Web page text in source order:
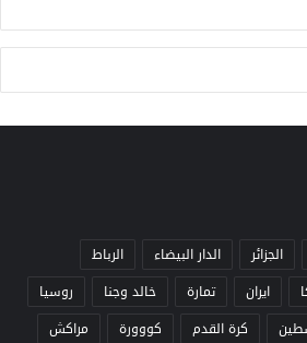
الجزائر الدار البيضاء
الرباط
ايران تمارة خالد وجنا
روسيا
كرة القدم كووورة مراكش